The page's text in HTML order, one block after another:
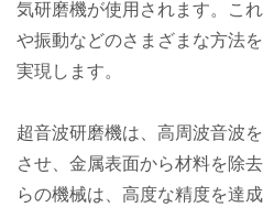
気研磨機が使用されます。こ
や振動などのさまざまな方法
実現します。
超音波研磨機は、高周波音波
させ、金属表面から材料を除
らの機械は、高度な精度を達